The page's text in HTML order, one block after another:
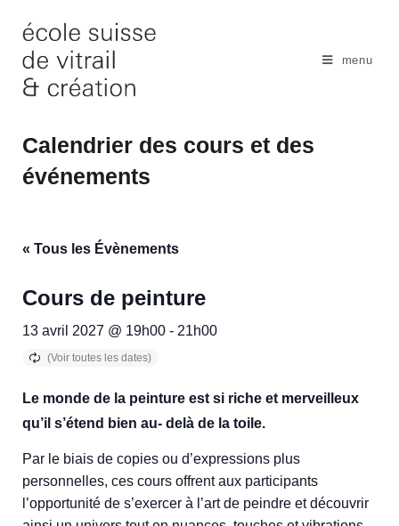
content
menu
Calendrier des cours et des
événements
« Tous les Évènements
Cours de peinture
13 avril 2027 @ 19h00 - 21h00
Le monde de la peinture est si riche et merveilleux
qu’il s’étend bien au- delà de la toile.
Par le biais de copies ou d’expressions plus
personnelles, ces cours offrent aux participants
l’opportunité de s’exercer à l’art de peindre et découvrir